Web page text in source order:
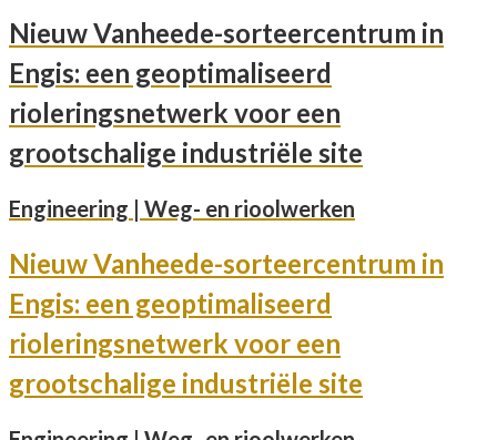
Nieuw Vanheede-sorteercentrum in
Engis: een geoptimaliseerd
rioleringsnetwerk voor een
grootschalige industriële site
Engineering | Weg- en rioolwerken
Nieuw Vanheede-sorteercentrum in
Engis: een geoptimaliseerd
rioleringsnetwerk voor een
grootschalige industriële site